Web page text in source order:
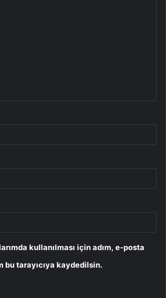
kullanılması için adım, e-posta
bu tarayıcıya kaydedilsin.